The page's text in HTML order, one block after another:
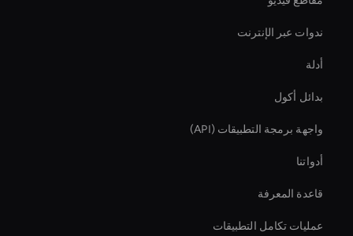
ندوات عبر الإنترنت
أدلة
بدائل أكول
واجهة برمجة التطبيقات (API)
أدواتنا
قاعدة المعرفة
عمليات تكامل التطبيقات